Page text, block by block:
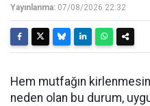
Yayınlanma: 07/08/2026 22:32
Hem mutfağın
neden olan bu durum,